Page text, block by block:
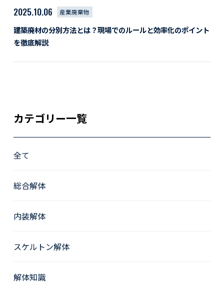
募集要項一覧
採用エントリー
よくある質問
Social link
2025.10.06 産業廃棄物
建築廃材の分別方法とは？現場でのルールと効率化のポイント
を徹底解説
カテゴリー一覧
全て
総合解体
内装解体
スケルトン解体
解体知識